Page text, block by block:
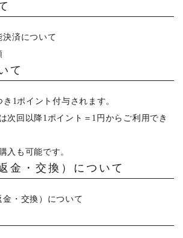
決済について
て
1ポイント付与されます。
次回以降1ポイント＝1円からご利用でき
入も可能です。
金・交換）について
・交換）について